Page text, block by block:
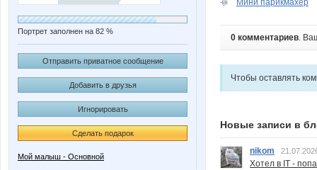
Портрет заполнен на 82 %
Отправить приватное сообщение
Добавить в друзья
Игнорировать
Сделать подарок
Мой малыш - Основной
Мини парикмахер
0 комментариев.
Чтобы оставлять
Новые записи в
nikom
Хотел в IT -